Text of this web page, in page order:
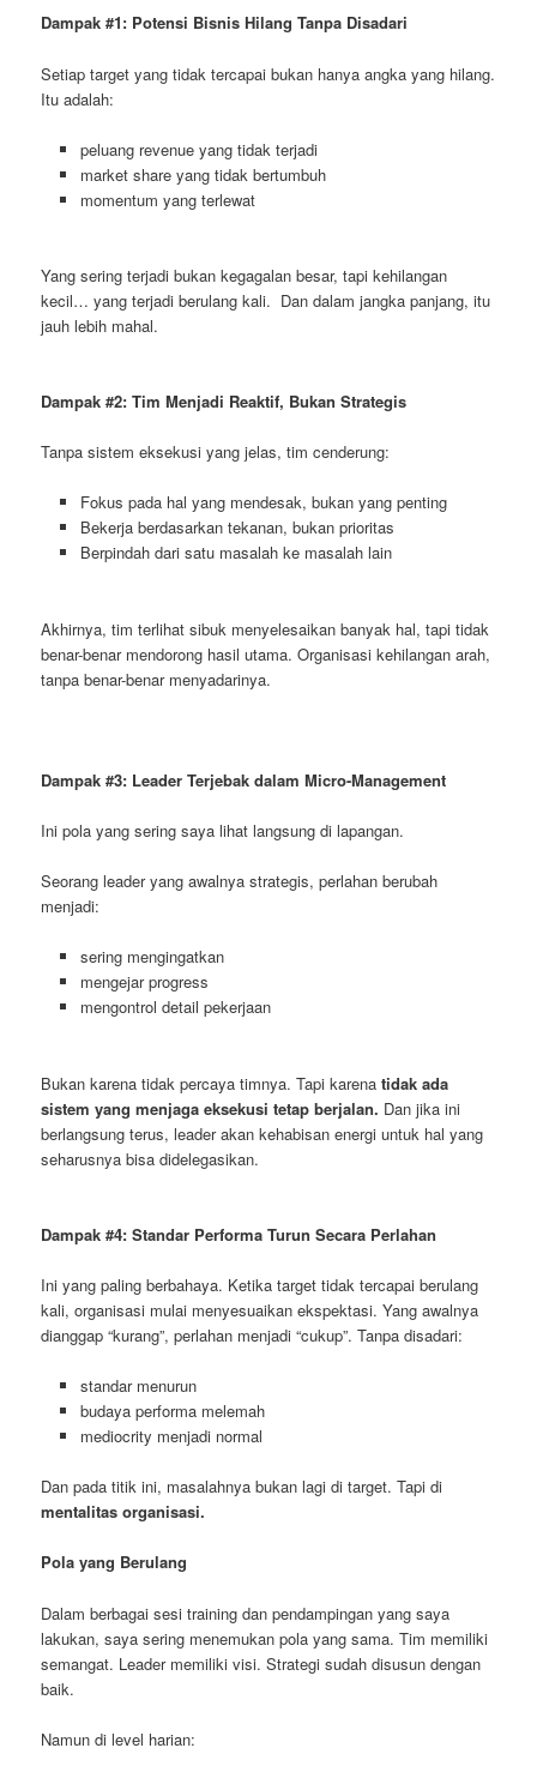
Dampak #1: Potensi Bisnis Hilang Tanpa Disadari
Setiap target yang tidak tercapai bukan hanya angka yang hilang.
Itu adalah:
peluang revenue yang tidak terjadi
market share yang tidak bertumbuh
momentum yang terlewat
Yang sering terjadi bukan kegagalan besar, tapi kehilangan
kecil… yang terjadi berulang kali. Dan dalam jangka panjang, itu
jauh lebih mahal.
Dampak #2: Tim Menjadi Reaktif, Bukan Strategis
Tanpa sistem eksekusi yang jelas, tim cenderung:
Fokus pada hal yang mendesak, bukan yang penting
Bekerja berdasarkan tekanan, bukan prioritas
Berpindah dari satu masalah ke masalah lain
Akhirnya, tim terlihat sibuk menyelesaikan banyak hal, tapi tidak
benar-benar mendorong hasil utama. Organisasi kehilangan arah,
tanpa benar-benar menyadarinya.
Dampak #3: Leader Terjebak dalam Micro-Management
Ini pola yang sering saya lihat langsung di lapangan.
Seorang leader yang awalnya strategis, perlahan berubah
menjadi:
sering mengingatkan
mengejar progress
mengontrol detail pekerjaan
Bukan karena tidak percaya timnya. Tapi karenatidak ada
sistem yang menjaga eksekusi tetap berjalan. Dan jika ini
berlangsung terus, leader akan kehabisan energi untuk hal yang
seharusnya bisa didelegasikan.
Dampak #4: Standar Performa Turun Secara Perlahan
Ini yang paling berbahaya. Ketika target tidak tercapai berulang
kali, organisasi mulai menyesuaikan ekspektasi. Yang awalnya
dianggap “kurang”, perlahan menjadi “cukup”. Tanpa disadari:
standar menurun
budaya performa melemah
mediocrity menjadi normal
Dan pada titik ini, masalahnya bukan lagi di target. Tapi di
mentalitas organisasi.
Pola yang Berulang
Dalam berbagai sesi training dan pendampingan yang saya
lakukan, saya sering menemukan pola yang sama. Tim memiliki
semangat. Leader memiliki visi. Strategi sudah disusun dengan
baik.
Namun di level harian: